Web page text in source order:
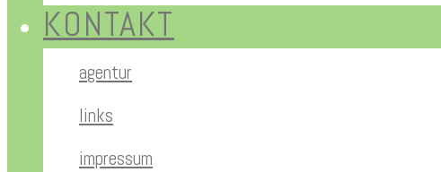
KONTAKT
agentur
links
impressum